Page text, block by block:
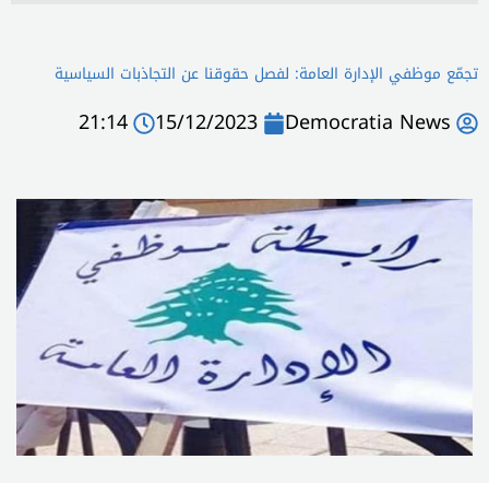
تجمّع موظفي الإدارة العامة: لفصل حقوقنا عن التجاذبات السياسية
Democratia News
15/12/2023
21:14